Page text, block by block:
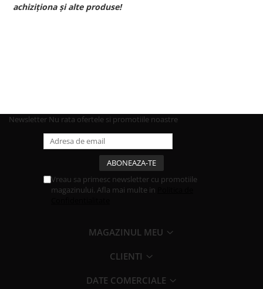
achiziționa și alte produse!
Newsletter Nu rata ofertele si promotiile noastre
Vreau sa primesc newsletter cu promotiile
magazinului. Afla mai multe in
MAGAZINUL MEU
CLIENTI
DATE COMERCIALE